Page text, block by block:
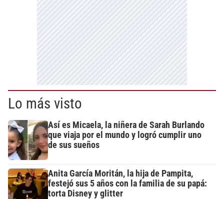
Lo más visto
Así es Micaela, la niñera de Sarah Burlando
que viaja por el mundo y logró cumplir uno
de sus sueños
Anita García Moritán, la hija de Pampita,
festejó sus 5 años con la familia de su papá:
torta Disney y glitter